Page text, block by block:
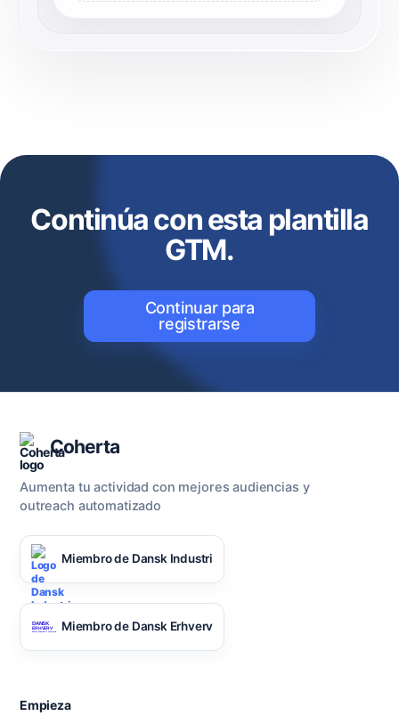
Continúa con esta plantilla
GTM.
Continuar para
registrarse
Coherta
Aumenta tu actividad con mejores audiencias y
outreach automatizado
Miembro de Dansk Industri
Miembro de Dansk Erhverv
Empieza